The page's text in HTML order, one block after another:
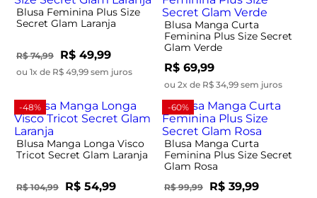
Blusa Feminina Plus Size
Secret Glam Laranja
R$ 74,99 R$ 49,99
ou 1x de R$ 49,99 sem juros
Blusa Manga Curta
Feminina Plus Size Secret
Glam Verde
R$ 69,99
ou 2x de R$ 34,99 sem juros
-48%
Blusa Manga Longa Visco
Tricot Secret Glam Laranja
R$ 104,99 R$ 54,99
-60%
Blusa Manga Curta
Feminina Plus Size Secret
Glam Rosa
R$ 99,99 R$ 39,99